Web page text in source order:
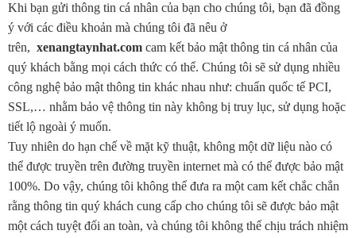
Khi bạn gửi thông tin cá nhân của bạn cho chúng tôi, bạn đã đồng
ý với các điều khoản mà chúng tôi đã nêu ở
trên, xenangtaynhat.com cam kết bảo mật thông tin cá nhân của
quý khách bằng mọi cách thức có thể. Chúng tôi sẽ sử dụng nhiều
công nghệ bảo mật thông tin khác nhau như: chuẩn quốc tế PCI,
SSL,… nhằm bảo vệ thông tin này không bị truy lục, sử dụng hoặc
tiết lộ ngoài ý muốn.
Tuy nhiên do hạn chế về mặt kỹ thuật, không một dữ liệu nào có
thể được truyền trên đường truyền internet mà có thể được bảo mật
100%. Do vậy, chúng tôi không thể đưa ra một cam kết chắc chắn
rằng thông tin quý khách cung cấp cho chúng tôi sẽ được bảo mật
một cách tuyệt đối an toàn, và chúng tôi không thể chịu trách nhiệm